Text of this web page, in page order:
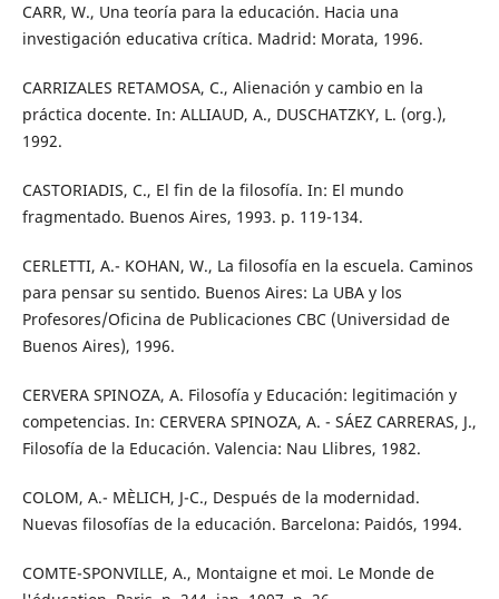
CARR, W., Una teoría para la educación. Hacia una
investigación educativa crítica. Madrid: Morata, 1996.
CARRIZALES RETAMOSA, C., Alienación y cambio en la
práctica docente. In: ALLIAUD, A., DUSCHATZKY, L. (org.),
1992.
CASTORIADIS, C., El fin de la filosofía. In: El mundo
fragmentado. Buenos Aires, 1993. p. 119-134.
CERLETTI, A.- KOHAN, W., La filosofía en la escuela. Caminos
para pensar su sentido. Buenos Aires: La UBA y los
Profesores/Oficina de Publicaciones CBC (Universidad de
Buenos Aires), 1996.
CERVERA SPINOZA, A. Filosofía y Educación: legitimación y
competencias. In: CERVERA SPINOZA, A. - SÁEZ CARRERAS, J.,
Filosofía de la Educación. Valencia: Nau Llibres, 1982.
COLOM, A.- MÈLICH, J-C., Después de la modernidad.
Nuevas filosofías de la educación. Barcelona: Paidós, 1994.
COMTE-SPONVILLE, A., Montaigne et moi. Le Monde de